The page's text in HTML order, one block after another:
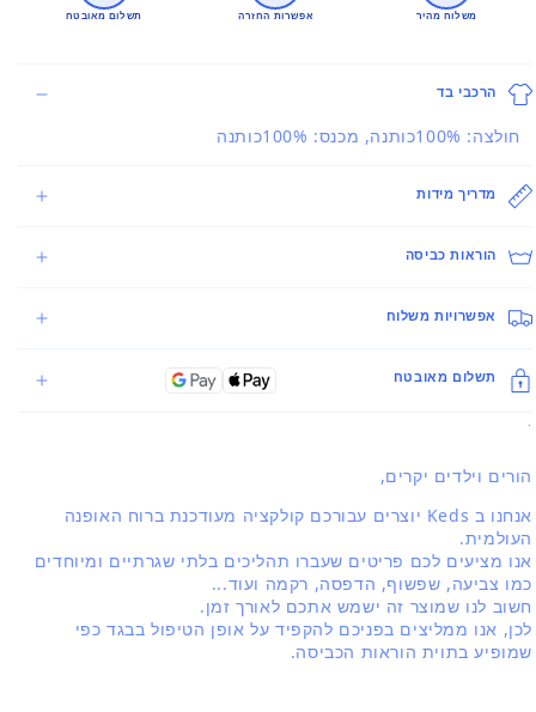
משלוח מהיר אפשרות החזרה תשלום מאובטח
הרכבי בד
חולצה: 100%כותנה, מכנס: 100%כותנה
מדריך מידות
הוראות כביסה
אפשרויות משלוח
תשלום מאובטח
.
הורים וילדים יקרים,
אנחנו ב Keds יוצרים עבורכם קולקציה מעודכנת ברוח האופנה
העולמית.
אנו מציעים לכם פריטים שעברו תהליכים בלתי שגרתיים ומיוחדים
כמו צביעה, שפשוף, הדפסה, רקמה ועוד...
חשוב לנו שמוצר זה ישמש אתכם לאורך זמן.
לכן, אנו ממליצים בפניכם להקפיד על אופן הטיפול בבגד כפי
שמופיע בתוית הוראות הכביסה.